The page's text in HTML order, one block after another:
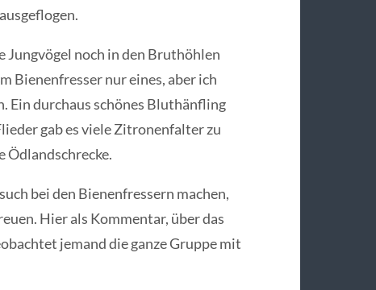
Jungvögel noch in den Bruthöhlen
Bienenfresser nur eines, aber ich
Ein durchaus schönes Bluthänfling
gab es viele Zitronenfalter zu
Ödlandschrecke.
bei den Bienenfressern machen,
Hier als Kommentar, über das
jemand die ganze Gruppe mit